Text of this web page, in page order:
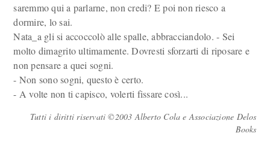
saremmo qui a parlarne, non credi? E poi non riesco a
dormire, lo sai.
Nata_a gli si accoccolò alle spalle, abbracciandolo. - Sei
molto dimagrito ultimamente. Dovresti sforzarti di riposare e
non pensare a quei sogni.
- Non sono sogni, questo è certo.
- A volte non ti capisco, volerti fissare così...
Tutti i diritti riservati ©2003 Alberto Cola e Associazione Delos
Books